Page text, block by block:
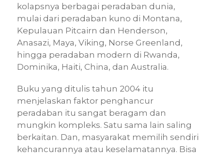
kolapsnya berbagai peradaban dunia,
mulai dari peradaban kuno di Montana,
Kepulauan Pitcairn dan Henderson,
Anasazi, Maya, Viking, Norse Greenland,
hingga peradaban modern di Rwanda,
Dominika, Haiti, China, dan Australia.
Buku yang ditulis tahun 2004 itu
menjelaskan faktor penghancur
peradaban itu sangat beragam dan
mungkin kompleks. Satu sama lain saling
berkaitan. Dan, masyarakat memilih sendiri
kehancurannya atau keselamatannya. Bisa